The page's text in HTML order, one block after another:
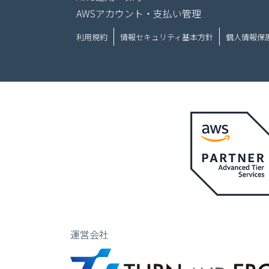
AWSアカウント・支払い管理
利用規約 情報セキュリティ基本方針 個人情報保
運営会社